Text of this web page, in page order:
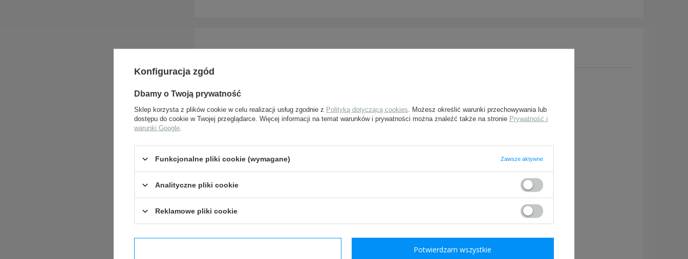
ZADAJ PYTANIE
tylko będzie to możliwe.
Pola oznaczone gwiazdką są wymagane
Konfiguracja zgód
Dbamy o Twoją prywatność
Sklep korzysta z plików cookie w celu realizacji usług zgodnie z Polityką dotyczącą cookies . Możesz określić warunki przechowywania lub
dostępu do cookie w Twojej przeglądarce. Więcej informacji na temat warunków i prywatności można znaleźć także na stronie Prywatność i
warunki Google
Funkcjonalne pliki cookie (wymagane) Zawsze aktywne
Analityczne pliki cookie
Reklamowe pliki cookie
Potwierdzam wszystkie